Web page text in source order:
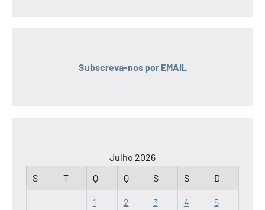
Subscreva-nos por EMAIL
Julho 2026
S
T Q Q S S D
1 2 3 4 5